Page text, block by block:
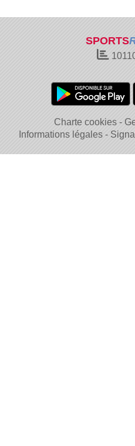
SPORTS
Charte cookies
Informations légales